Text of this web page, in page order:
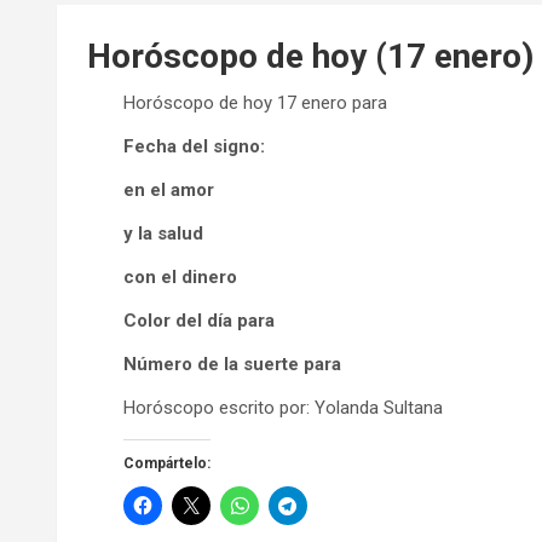
Horóscopo de hoy (17 enero)
Horóscopo de hoy 17 enero para
Fecha del signo:
en el amor
y la salud
con el dinero
Color del día para
Número de la suerte para
Horóscopo escrito por: Yolanda Sultana
Compártelo: